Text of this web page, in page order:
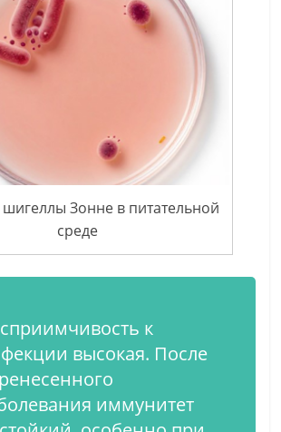
шигеллы Зонне в питательной
среде
к
высокая. После
иммунитет